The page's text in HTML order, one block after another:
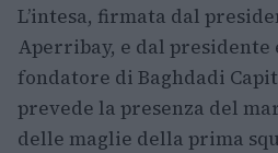
L’intesa, firmata dal
Aperribay, e dal presidente
fondatore di Baghdadi
prevede la presenza del
delle maglie della prima